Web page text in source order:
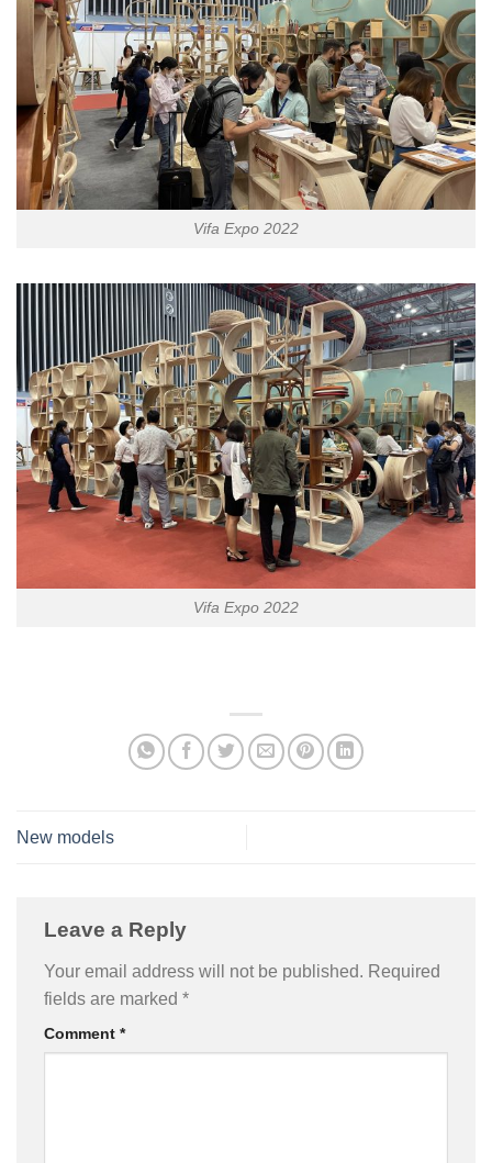
Vifa Expo 2022
Vifa Expo 2022
New models
Leave a Reply
Your email address will not be published. Required
fields are marked *
Comment *